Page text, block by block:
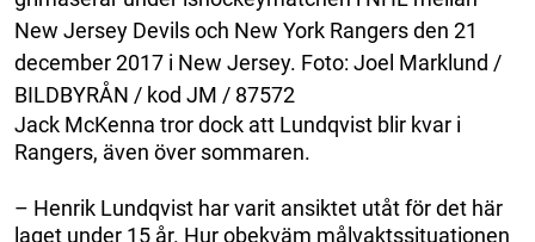
New Jersey Devils och New York Rangers den 21
december 2017 i New Jersey. Foto: Joel Marklund /
BILDBYRÅN / kod JM / 87572
Jack McKenna tror dock att Lundqvist blir kvar i
Rangers, även över sommaren.
– Henrik Lundqvist har varit ansiktet utåt för det här
laget under 15 år. Hur obekväm målvaktssituationen